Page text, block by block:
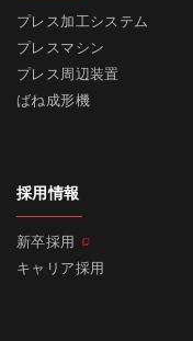
プレス加工システム
プレスマシン
プレス周辺装置
ばね成形機
採用情報
新卒採用
キャリア採用